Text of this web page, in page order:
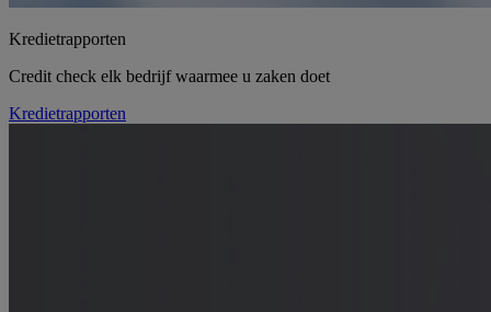
Kredietrapporten
Credit check elk bedrijf waarmee u zaken doet
Kredietrapporten